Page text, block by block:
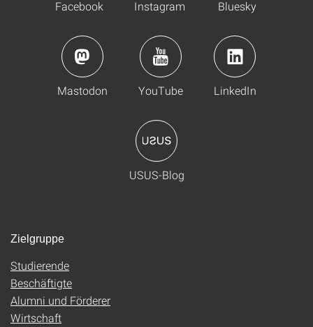
Facebook Instagram Bluesky
Mastodon YouTube LinkedIn
USUS-Blog
Zielgruppe
Studierende
Beschäftigte
Alumni und Förderer
Wirtschaft